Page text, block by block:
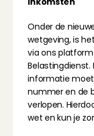
Onder de
wetgeving, is
via ons platform
informatie
nummer en de
verlopen.
wet en kun je